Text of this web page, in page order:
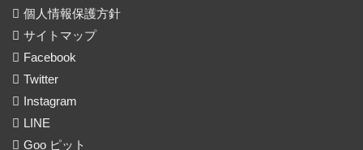
個人情報保護方針
サイトマップ
Facebook
Twitter
Instagram
LINE
Goo ピット